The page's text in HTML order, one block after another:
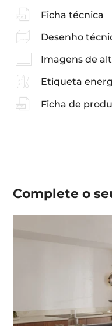
Ficha técnica
Desenho
Imagens de
Etiqueta
Ficha de
Complete o